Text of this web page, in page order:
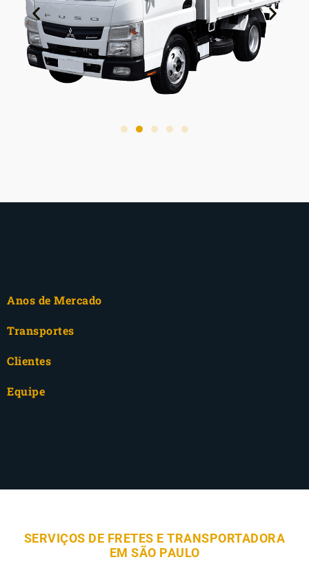
Anos de Mercado
Transportes
Clientes
Equipe
SERVIÇOS DE FRETES E TRANSPORTADORA
EM SÃO PAULO